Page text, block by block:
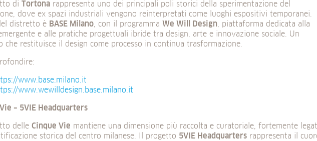
di Tortona rappresenta uno dei principali poli storici della sperimentazione del
dove ex spazi industriali vengono reinterpretati come luoghi espositivi temporanei.
distretto è BASE Milano, con il programma We Will Design, piattaforma dedicata alla
e alle pratiche progettuali ibride tra design, arte e innovazione sociale. Un
che restituisce il design come processo in continua trasformazione.
www.base.milano.it
www.wewilldesign.base.milano.it
– 5VIE Headquarters
delle Cinque Vie mantiene una dimensione più raccolta e curatoriale, fortemente
storica del centro milanese. Il progetto 5VIE Headquarters rappresenta il